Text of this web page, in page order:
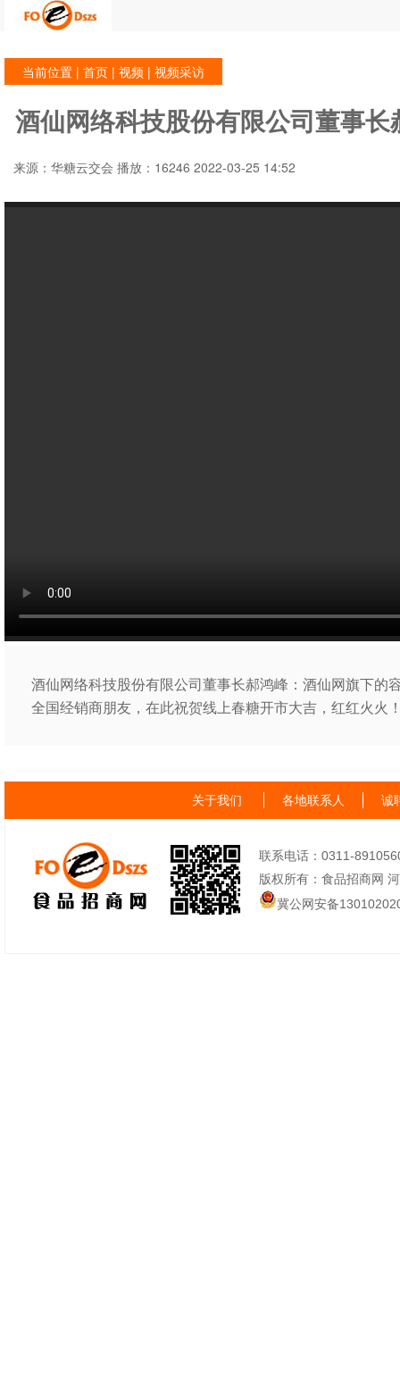
当前位置 | 首页 | 视频 | 视频采访
酒仙网络科技股份有限公司董事
来源：华糖云交会 播放：16246 2022-03-25 14:52
酒仙网络科技股份有限公司董事长郝鸿峰：酒仙网旗下
全国经销商朋友，在此祝贺线上春糖开市大吉，红红火火
关于我们 各地联系人 诚
联系电话：0311-
版权所有：食品招商网
冀公网安备